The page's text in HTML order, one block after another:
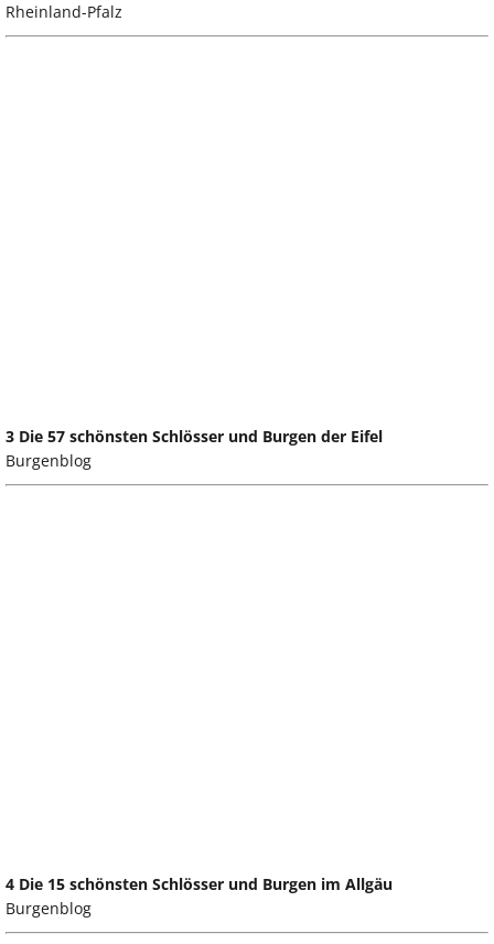
Rheinland-Pfalz
3 Die 57 schönsten Schlösser und Burgen der Eifel
Burgenblog
4 Die 15 schönsten Schlösser und Burgen im Allgäu
Burgenblog